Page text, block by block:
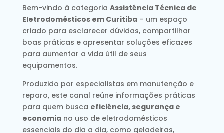
Bem-vindo à categoria Assistência Técnica de
Eletrodomésticos em Curitiba– um espaço
criado para esclarecer dúvidas, compartilhar
boas práticas e apresentar soluções eficazes
para aumentar a vida útil de seus
equipamentos.
Produzido por especialistas em manutenção e
reparo, este canal reúne informações práticas
para quem busca eficiência, segurança e
economiano uso de eletrodomésticos
essenciais do dia a dia, como geladeiras,